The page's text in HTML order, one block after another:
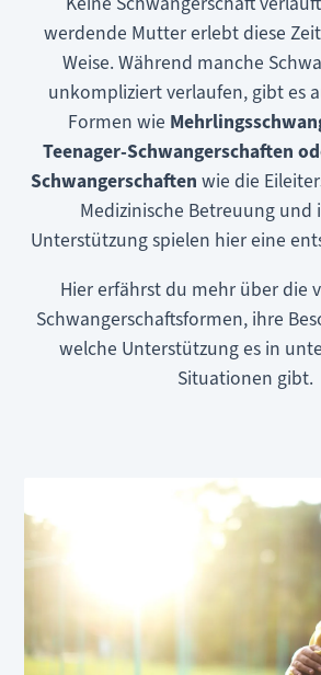
werdende Mutter erlebt diese
Weise. Während manche
unkompliziert verlaufen, gibt es
Formen wie
Teenager-Schwangerschaften
Schwangerschaften wie die
Medizinische Betreuung und
Unterstützung spielen hier eine
Hier erfährst du mehr über die
Schwangerschaftsformen, ihre
welche Unterstützung es in
Situationen gibt.